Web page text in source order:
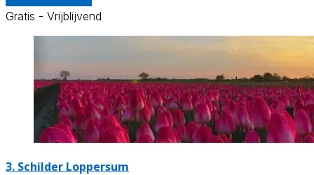
Gratis - Vrijblijvend
3. Schilder Loppersum